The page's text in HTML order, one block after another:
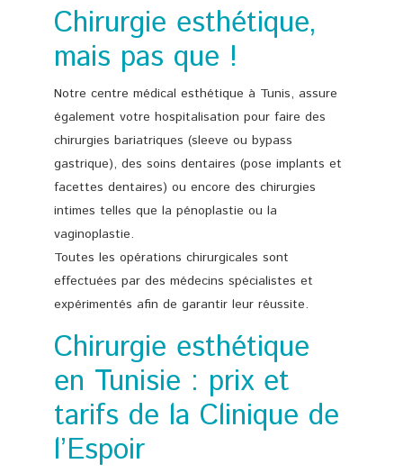
Chirurgie esthétique,
mais pas que !
Notre centre médical esthétique à Tunis, assure
également votre hospitalisation pour faire des
chirurgies bariatriques (sleeve ou bypass
gastrique), des soins dentaires (pose implants et
facettes dentaires) ou encore des chirurgies
intimes telles que la pénoplastie ou la
vaginoplastie.
Toutes les opérations chirurgicales sont
effectuées par des médecins spécialistes et
expérimentés afin de garantir leur réussite.
Chirurgie esthétique
en Tunisie : prix et
tarifs de la Clinique de
l’Espoir